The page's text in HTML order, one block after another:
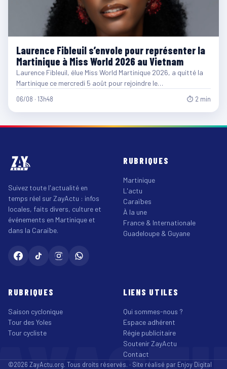
Laurence Fibleuil s’envole pour représenter la
Martinique à Miss World 2026 au Vietnam
Laurence Fibleuil, élue Miss World Martinique 2026, a quitté la
Martinique ce mercredi 5 août pour rejoindre le…
06/08 · 13h48 ⏱ 2 min
Suivez toute l'actualité en
temps réel sur ZayActu : infos
locales, faits divers, culture et
événements en Martinique et
dans la Caraïbe.
RUBRIQUES
Martinique
L'actu
Caraïbes
À la une
France & Internationale
Guadeloupe & Guyane
RUBRIQUES
Saison cyclonique
Tour des Yoles
Tour cycliste
LIENS UTILES
Qui sommes-nous ?
Espace adhérent
Régie publicitaire
Soutenir ZayActu
Contact
©2026 ZayActu.org. Tous droits réservés. · Site réalisé par Enjoy Digital